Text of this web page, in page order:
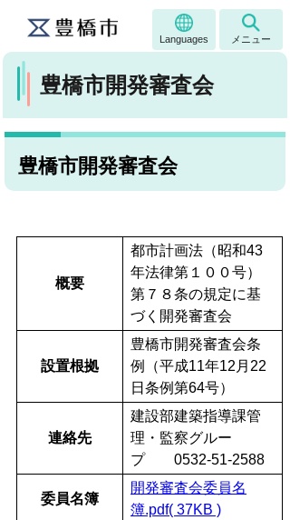
Languages メニュー
豊橋市開発審査会
豊橋市開発審査会
概要
都市計画法（昭和43
年法律第１００号）
第７８条の規定に基
づく開発審査会
設置根拠
豊橋市開発審査会条
例（平成11年12月22
日条例第64号）
連絡先
建設部建築指導課管
理・監察グルー
プ 0532-51-2588
委員名簿
開発審査会委員名
簿.pdf( 37KB )